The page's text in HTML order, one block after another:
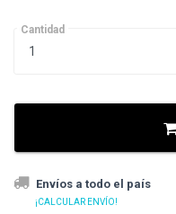
Cantidad
Envíos a todo el país
¡CALCULAR ENVÍO!